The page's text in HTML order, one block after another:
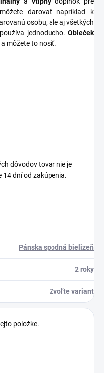
darovať napríklad k
osobu, ale aj všetkých
jednoducho.Obleček
môžete to nosiť.
dôvodov tovar nie je
14 dní od zakúpenia.
Pánska spodná bielizeň
2 roky
Zvoľte variant
položke.